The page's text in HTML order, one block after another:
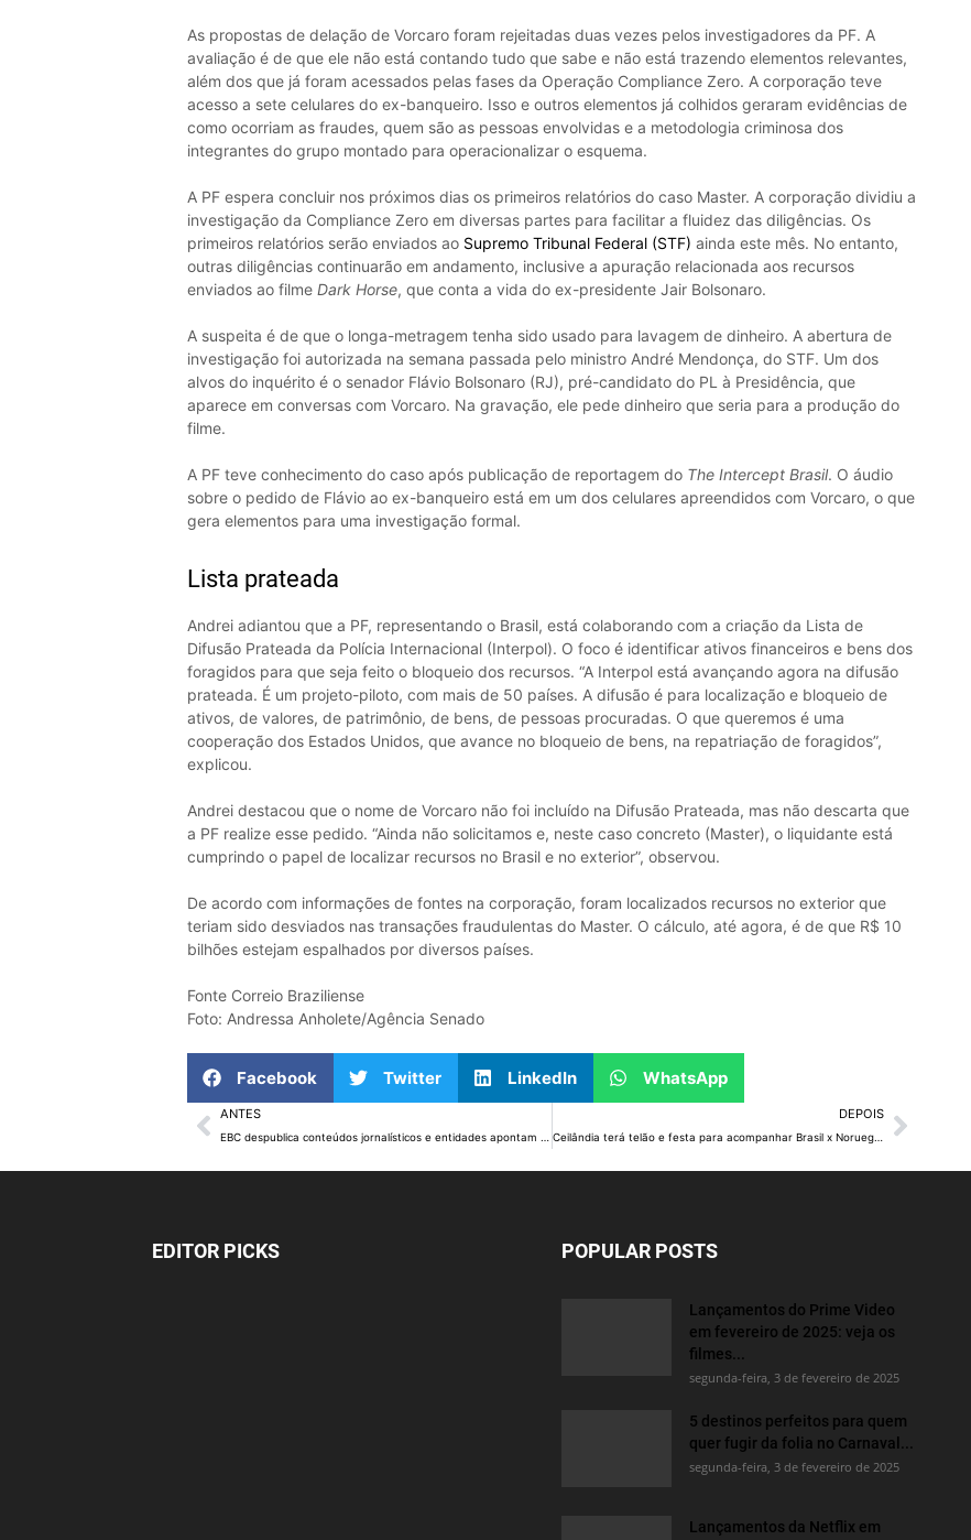
As propostas de delação de Vorcaro foram rejeitadas duas vezes pelos investigadores da PF. A
avaliação é de que ele não está contando tudo que sabe e não está trazendo elementos relevantes,
além dos que já foram acessados pelas fases da Operação Compliance Zero. A corporação teve
acesso a sete celulares do ex-banqueiro. Isso e outros elementos já colhidos geraram evidências de
como ocorriam as fraudes, quem são as pessoas envolvidas e a metodologia criminosa dos
integrantes do grupo montado para operacionalizar o esquema.
A PF espera concluir nos próximos dias os primeiros relatórios do caso Master. A corporação dividiu a
investigação da Compliance Zero em diversas partes para facilitar a fluidez das diligências. Os
primeiros relatórios serão enviados ao Supremo Tribunal Federal (STF) ainda este mês. No entanto,
outras diligências continuarão em andamento, inclusive a apuração relacionada aos recursos
enviados ao filme Dark Horse, que conta a vida do ex-presidente Jair Bolsonaro.
A suspeita é de que o longa-metragem tenha sido usado para lavagem de dinheiro. A abertura de
investigação foi autorizada na semana passada pelo ministro André Mendonça, do STF. Um dos
alvos do inquérito é o senador Flávio Bolsonaro (RJ), pré-candidato do PL à Presidência, que
aparece em conversas com Vorcaro. Na gravação, ele pede dinheiro que seria para a produção do
filme.
A PF teve conhecimento do caso após publicação de reportagem do The Intercept Brasil. O áudio
sobre o pedido de Flávio ao ex-banqueiro está em um dos celulares apreendidos com Vorcaro, o que
gera elementos para uma investigação formal.
Lista prateada
Andrei adiantou que a PF, representando o Brasil, está colaborando com a criação da Lista de
Difusão Prateada da Polícia Internacional (Interpol). O foco é identificar ativos financeiros e bens dos
foragidos para que seja feito o bloqueio dos recursos. “A Interpol está avançando agora na difusão
prateada. É um projeto-piloto, com mais de 50 países. A difusão é para localização e bloqueio de
ativos, de valores, de patrimônio, de bens, de pessoas procuradas. O que queremos é uma
cooperação dos Estados Unidos, que avance no bloqueio de bens, na repatriação de foragidos”,
explicou.
Andrei destacou que o nome de Vorcaro não foi incluído na Difusão Prateada, mas não descarta que
a PF realize esse pedido. “Ainda não solicitamos e, neste caso concreto (Master), o liquidante está
cumprindo o papel de localizar recursos no Brasil e no exterior”, observou.
De acordo com informações de fontes na corporação, foram localizados recursos no exterior que
teriam sido desviados nas transações fraudulentas do Master. O cálculo, até agora, é de que R$ 10
bilhões estejam espalhados por diversos países.
Fonte Correio Braziliense
Foto: Andressa Anholete/Agência Senado
Facebook Twitter LinkedIn WhatsApp
ANTES
EBC despublica conteúdos jornalísticos e entidades apontam censura
DEPOIS
Ceilândia terá telão e festa para acompanhar Brasil x Noruega neste domingo
EDITOR PICKS POPULAR POSTS
Lançamentos do Prime Video
em fevereiro de 2025: veja os
filmes...
segunda-feira, 3 de fevereiro de 2025
5 destinos perfeitos para quem
quer fugir da folia no Carnaval...
segunda-feira, 3 de fevereiro de 2025
Lançamentos da Netflix em